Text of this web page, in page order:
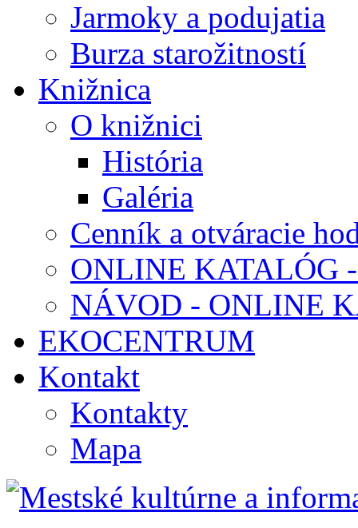
Jarmoky a podujatia
Burza starožitností
Knižnica
O knižnici
História
Galéria
Cenník a otváracie
ONLINE KATALÓG
NÁVOD - ONLINE
EKOCENTRUM
Kontakt
Kontakty
Mapa